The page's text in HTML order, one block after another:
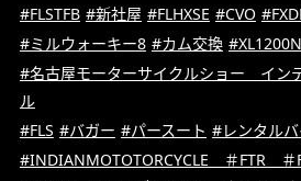
#FLSTFB #新社屋 #FLHXSE #CVO
#ミルウォーキー8 #カム交換
#名古屋モーターサイクルショー イン
ル
#FLS #バガー #パースート #レンタル
#INDIANMOTOTORCYCLE ＃FTR